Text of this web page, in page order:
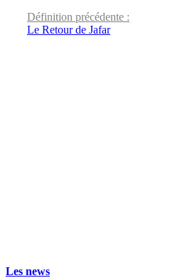
Définition précédente :
Le Retour de Jafar
Les news